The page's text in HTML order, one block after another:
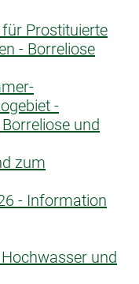
Prostituierte
- Borreliose
-
und
zum
- Information
und